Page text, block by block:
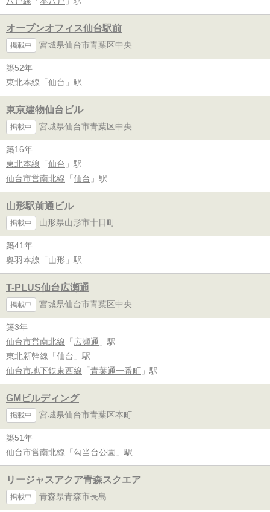
オープンオフィス仙台駅前
掲載中 宮城県仙台市青葉区中央
築52年
東北本線 「 仙台 」駅
東京建物仙台ビル
掲載中 宮城県仙台市青葉区中央
築16年
東北本線 「 仙台 」駅
仙台市営南北線 「 仙台 」駅
山形駅前通ビル
掲載中 山形県山形市十日町
築41年
奥羽本線 「 山形 」駅
T-PLUS仙台広瀬通
掲載中 宮城県仙台市青葉区中央
築3年
仙台市営南北線 「 広瀬通 」駅
東北新幹線 「 仙台 」駅
仙台市地下鉄東西線 「 青葉通一番町 」駅
GMビルディング
掲載中 宮城県仙台市青葉区本町
築51年
仙台市営南北線 「 勾当台公園 」駅
リージャスアクア青森スクエア
掲載中 青森県青森市長島